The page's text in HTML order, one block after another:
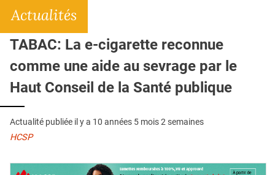
CRÉDITS
Actualités
TABAC: La e-cigarette reconnue
comme une aide au sevrage par le
Haut Conseil de la Santé publique
Actualité publiée il y a 10 années 5 mois 2 semaines
HCSP